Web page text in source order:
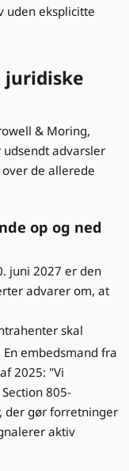
uden eksplicitte
juridiske
& Moring,
udsendt advarsler
de allerede
op og ned
juni 2027 er den
advarer om, at
skal
En embedsmand fra
2025: "Vi
805-
der gør forretninger
aktiv